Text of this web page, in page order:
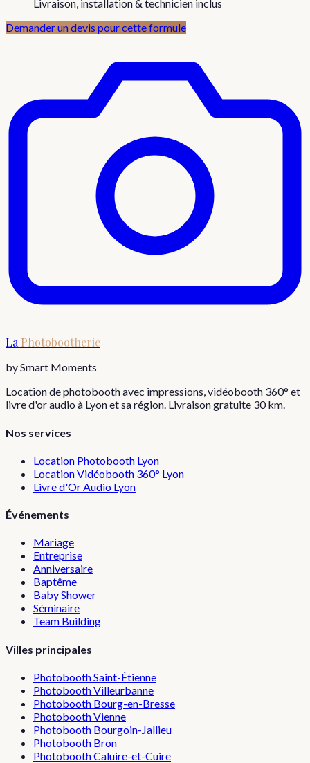
Livraison, installation & technicien inclus
Demander un devis pour cette formule
LaPhotobootherie
by Smart Moments
Location de photobooth avec impressions, vidéobooth 360° et
livre d'or audio à Lyon et sa région. Livraison gratuite 30 km.
Nos services
Location Photobooth Lyon
Location Vidéobooth 360° Lyon
Livre d'Or Audio Lyon
Événements
Mariage
Entreprise
Anniversaire
Baptême
Baby Shower
Séminaire
Team Building
Villes principales
PhotoboothSaint-Étienne
PhotoboothVilleurbanne
Photobooth Bourg-en-Bresse
PhotoboothVienne
Photobooth Bourgoin-Jallieu
Photobooth Bron
PhotoboothCaluire-et-Cuire